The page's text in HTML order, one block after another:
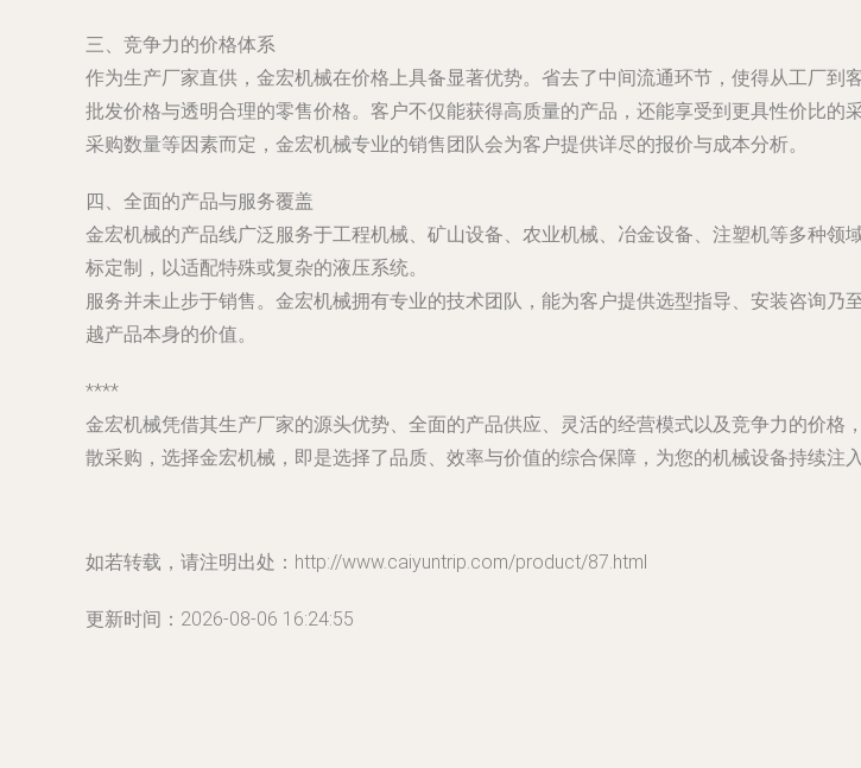
三、竞争力的价格体系
作为生产厂家直供，金宏机械在价格上具备显著优势。省去了中间流通环节，使得从工厂到
批发价格与透明合理的零售价格。客户不仅能获得高质量的产品，还能享受到更具性价比的
采购数量等因素而定，金宏机械专业的销售团队会为客户提供详尽的报价与成本分析。
四、全面的产品与服务覆盖
金宏机械的产品线广泛服务于工程机械、矿山设备、农业机械、冶金设备、注塑机等多种
标定制，以适配特殊或复杂的液压系统。
服务并未止步于销售。金宏机械拥有专业的技术团队，能为客户提供选型指导、安装咨询
越产品本身的价值。
****
金宏机械凭借其生产厂家的源头优势、全面的产品供应、灵活的经营模式以及竞争力的价
散采购，选择金宏机械，即是选择了品质、效率与价值的综合保障，为您的机械设备持续注
如若转载，请注明出处：http://www.caiyuntrip.com/product/87.html
更新时间：2026-08-06 16:24:55